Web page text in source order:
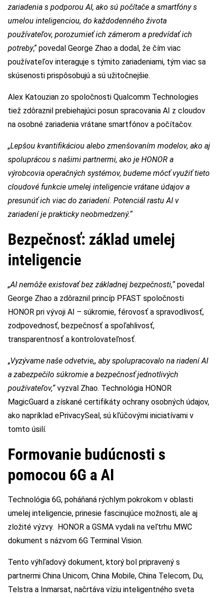
zariadenia s podporou AI, ako sú počítače a smartfóny s
umelou inteligenciou, do každodenného života
používateľov, porozumieť ich zámerom a predvídať ich
potreby,“ povedal George Zhao a dodal, že čím viac
používateľov interaguje s týmito zariadeniami, tým viac sa
skúsenosti prispôsobujú a sú užitočnejšie.
Alex Katouzian zo spoločnosti Qualcomm Technologies
tiež zdôraznil prebiehajúci posun spracovania AI z cloudov
na osobné zariadenia vrátane smartfónov a počítačov.
„Lepšou kvantifikáciou alebo zmenšovaním modelov, ako aj
spoluprácou s našimi partnermi, ako je HONOR a
výrobcovia operačných systémov, budeme môcť využiť tieto
cloudové funkcie umelej inteligencie vrátane údajov a
presunúť ich viac do zariadení. Potenciál rastu AI v
zariadení je prakticky neobmedzený.“
Bezpečnosť: základ umelej
inteligencie
„AI nemôže existovať bez základnej bezpečnosti,“povedal
George Zhao a zdôraznil princíp PFAST spoločnosti
HONOR pri vývoji AI – súkromie, férovosť a spravodlivosť,
zodpovednosť, bezpečnosť a spoľahlivosť,
transparentnosť a kontrolovateľnosť.
„Vyzývame naše odvetvie,, aby spolupracovalo na riadení AI
a zabezpečilo súkromie a bezpečnosť jednotlivých
používateľov,“vyzval Zhao. Technológia HONOR
MagicGuard a získané certifikáty ochrany osobných údajov,
ako napríklad ePrivacySeal, sú kľúčovými iniciatívami v
tomto úsilí.
Formovanie budúcnosti s
pomocou 6G a AI
Technológia 6G, poháňaná rýchlym pokrokom v oblasti
umelej inteligencie, prinesie fascinujúce možnosti, ale aj
zložité výzvy. HONOR a GSMA vydali na veľtrhu MWC
dokument s názvom 6G Terminal Vision.
Tento výhľadový dokument, ktorý bol pripravený s
partnermi China Unicom, China Mobile, China Telecom, Du,
Telstra a Inmarsat, načrtáva víziu inteligentného sveta